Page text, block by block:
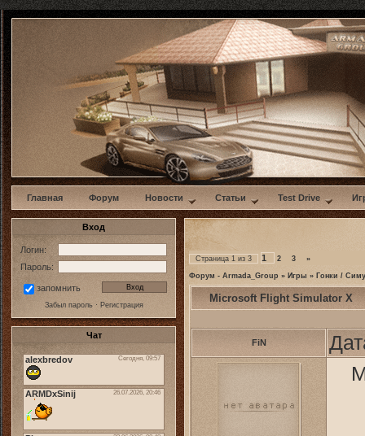
w
Главная Форум Новости Статьи Test Drive
Вход
Логин:
Пароль:
запомнить
Забыл пароль· Регистрация
Чат
Страница 1 из 3 1 2 3 »
Форум - Armada_Group » Игры » Гонки /
Microsoft Flight Simulator X
FiN